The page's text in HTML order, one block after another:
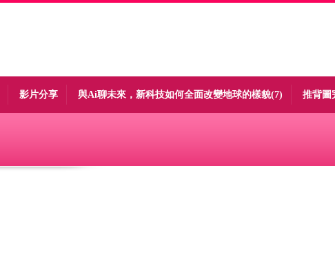
影片分享 與Ai聊未來，新科技如何全面改變地球的樣貌(7) 推背圖